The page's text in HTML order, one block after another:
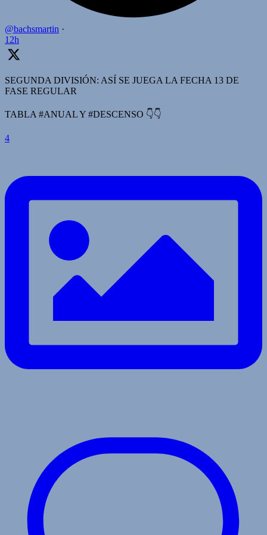
@bachsmartin ·
12h
SEGUNDA DIVISIÓN: ASÍ SE JUEGA LA FECHA 13 DE
FASE REGULAR
TABLA #ANUAL Y #DESCENSO 👇👇
4